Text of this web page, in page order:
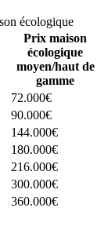
écologique
Prix maison
écologique
moyen/haut de
gamme
72.000€
90.000€
144.000€
180.000€
216.000€
300.000€
360.000€